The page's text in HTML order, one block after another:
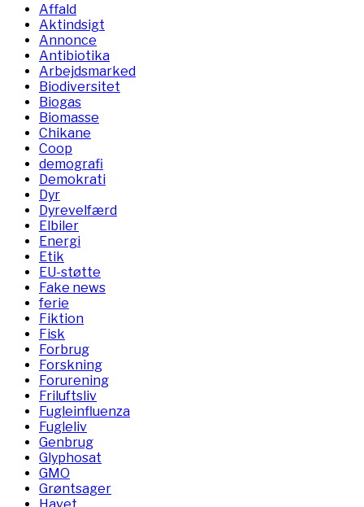
Affald
Aktindsigt
Annonce
Antibiotika
Arbejdsmarked
Biodiversitet
Biogas
Biomasse
Chikane
Coop
demografi
Demokrati
Dyr
Dyrevelfærd
Elbiler
Energi
Etik
EU-støtte
Fake news
ferie
Fiktion
Fisk
Forbrug
Forskning
Forurening
Friluftsliv
Fugleinfluenza
Fugleliv
Genbrug
Glyphosat
GMO
Grøntsager